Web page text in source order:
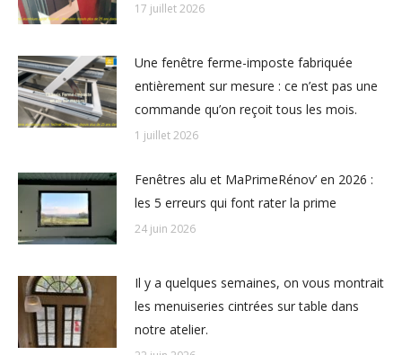
17 juillet 2026
Une fenêtre ferme-imposte fabriquée
entièrement sur mesure : ce n’est pas une
commande qu’on reçoit tous les mois.
1 juillet 2026
Fenêtres alu et MaPrimeRénov’ en 2026 :
les 5 erreurs qui font rater la prime
24 juin 2026
Il y a quelques semaines, on vous montrait
les menuiseries cintrées sur table dans
notre atelier.